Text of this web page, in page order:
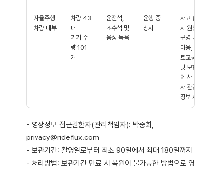
자율주행
차량 내부
차량 43
대
기기 수
량 101
개
운전석,
조수석 및
음성 녹음
운행 중
상시
사고 발생
시 원인
규명 및
대응, 국
토교통부
및 보험사
에 사고조
사 관련
정보 제공
- 영상정보 접근권한자(관리책임자): 박중희,
privacy@rideflux.com
- 보관기간: 촬영일로부터 최소 90일에서 최대 180일까지
- 처리방법: 보관기간 만료 시 복원이 불가능한 방법으로 영